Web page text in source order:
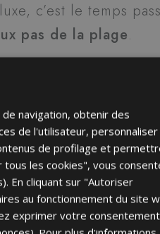
c’est le temps
pas de la plage.
avez une voiture
voyagez de
de recharge
navigation, obtenir des
de l'utilisateur, personnaliser
de profilage et
les cookies", vous
En cliquant sur "Autoriser
au fonctionnement du site
exprimer votre